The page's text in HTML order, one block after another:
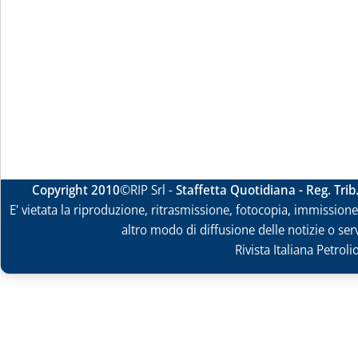
Copyright 2010©RIP Srl -Staffetta Quotidiana - Reg.
E' vietata la riproduzione, ritrasmissione, fotocopia,
altro modo di diffusione delle notizie o
Rivista Italiana